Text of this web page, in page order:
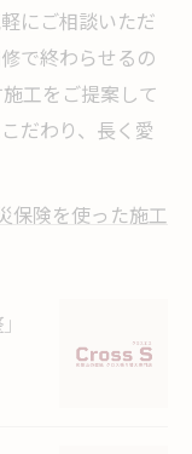
にご相談いただ
で終わらせるの
工をご提案して
だわり、長く愛
保険を使った施工